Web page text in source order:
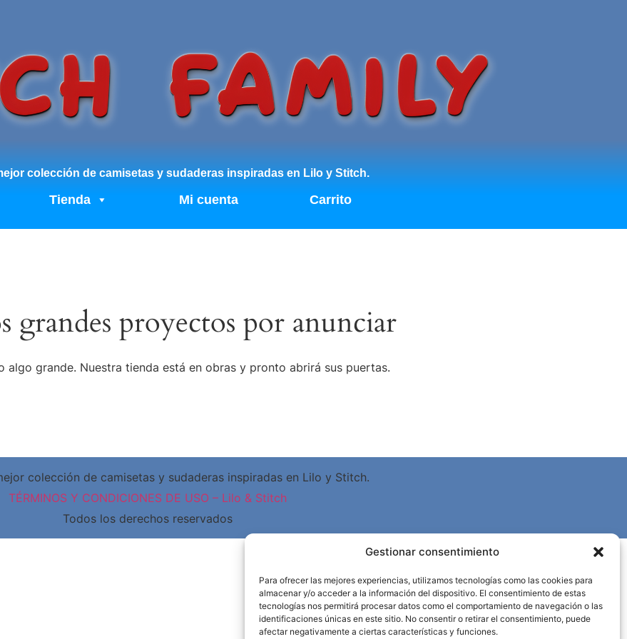
Gestionar consentimiento
Para ofrecer las mejores experiencias, utilizamos tecnologías como las cookies para
almacenar y/o acceder a la información del dispositivo. El consentimiento de estas
tecnologías nos permitirá procesar datos como el comportamiento de navegación o las
identificaciones únicas en este sitio. No consentir o retirar el consentimiento, puede
afectar negativamente a ciertas características y funciones.
colección de camisetas y sudaderas inspiradas en Lilo y Stitch.
Tienda Mi cuenta Carrito
grandes proyectos por anunciar
algo grande. Nuestra tienda está en obras y pronto abrirá sus puertas.
colección de camisetas y sudaderas inspiradas en Lilo y Stitch.
TÉRMINOS Y CONDICIONES DE USO – Lilo & Stitch
Todos los derechos reservados